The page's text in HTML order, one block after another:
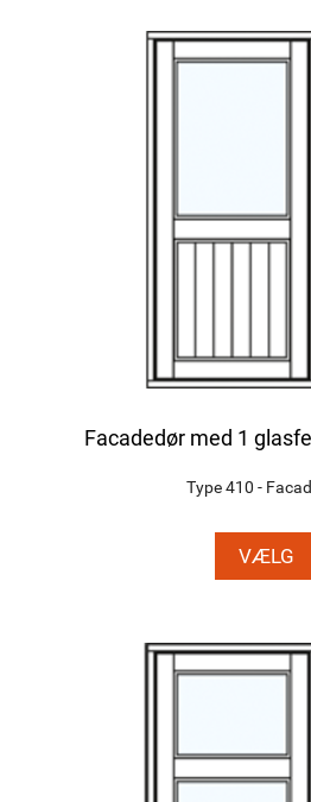
Facadedør med 1
Type 410 -
VÆLG